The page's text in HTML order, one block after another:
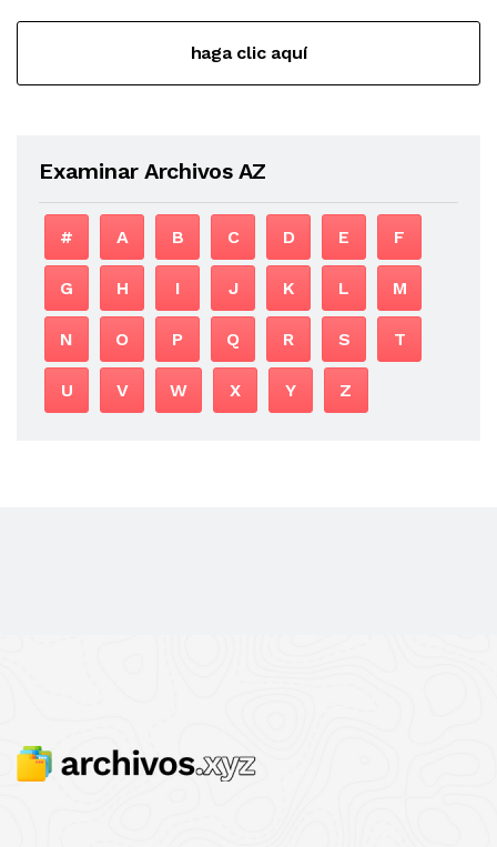
haga clic aquí
Examinar Archivos AZ
# A B C D E F
G H I J K L M
N O P Q R S T
U V W X Y Z